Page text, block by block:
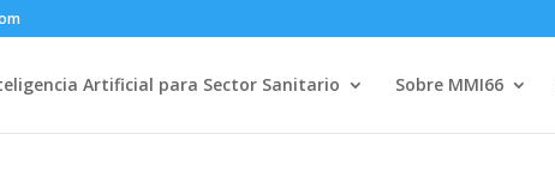
Artificial para Sector Sanitario Sobre MMI66